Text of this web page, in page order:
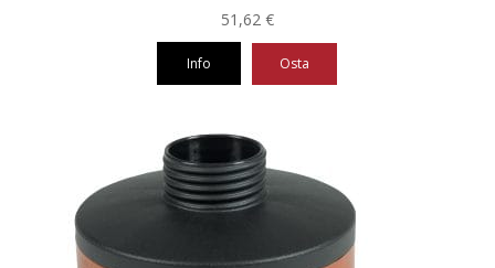
51,62 €
Info Osta